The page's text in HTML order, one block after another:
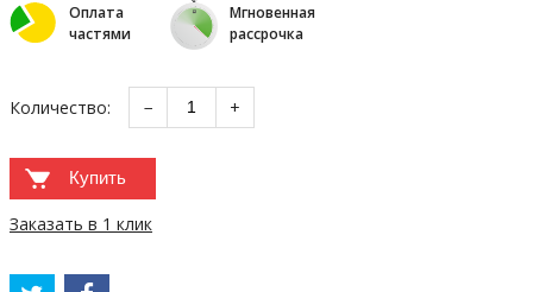
Оплата
частями
Мгновенная
рассрочка
Количество: − +
Купить
Заказать в 1 клик